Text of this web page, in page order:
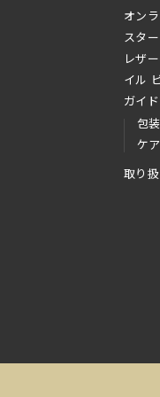
オン
スタ
レザ
イル
ガイド
包
ケ
取り